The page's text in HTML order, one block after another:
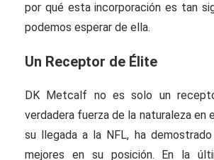
por qué esta incorporación es tan
podemos esperar de ella.
Un Receptor de Élite
DK Metcalf no es solo un
verdadera fuerza de la naturaleza en
su llegada a la NFL, ha
mejores en su posición. En la